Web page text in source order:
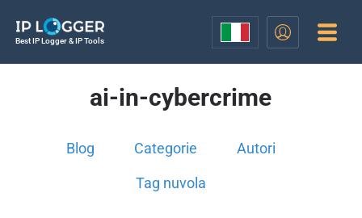
Best IP Logger & IP Tools
ai-in-cybercrime
Blog Categorie Autori
Tag nuvola